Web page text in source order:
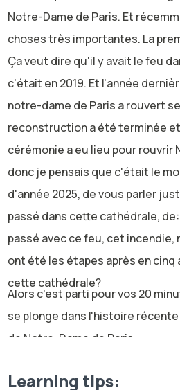
Notre-Dame de Paris. Et
choses très importantes. La
Ça veut dire qu'il y avait le feu
c'était en 2019. Et l'année
notre-dame de Paris a rouvert
reconstruction a été terminée
cérémonie a eu lieu pour rouvrir
donc je pensais que c'était le
d'année 2025, de vous parler
passé dans cette cathédrale,
passé avec ce feu, cet
ont été les étapes après en
cette cathédrale?
Alors c'est parti pour vos 20
se plonge dans l'histoire
de Notre-Dame de Paris.
Learning tips: